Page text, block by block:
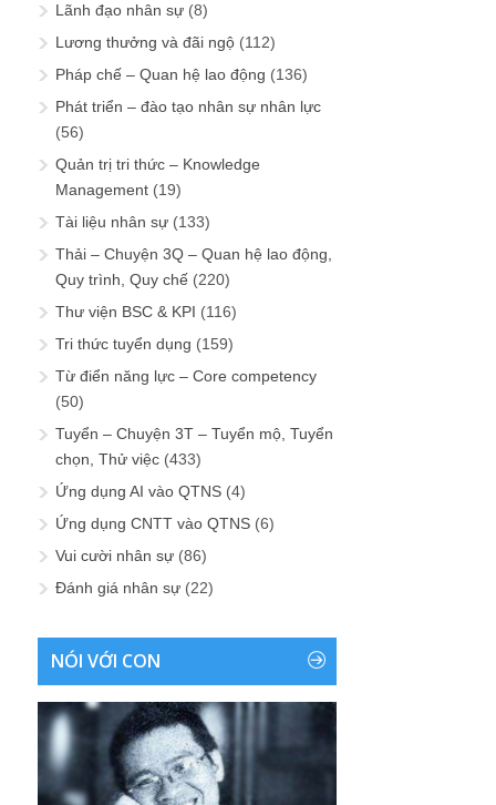
Lãnh đạo nhân sự (8)
Lương thưởng và đãi ngộ (112)
Pháp chế – Quan hệ lao động (136)
Phát triển – đào tạo nhân sự nhân lực
(56)
Quản trị tri thức – Knowledge
Management (19)
Tài liệu nhân sự (133)
Thải – Chuyện 3Q – Quan hệ lao động,
Quy trình, Quy chế (220)
Thư viện BSC & KPI (116)
Tri thức tuyển dụng (159)
Từ điển năng lực – Core competency
(50)
Tuyển – Chuyện 3T – Tuyển mộ, Tuyển
chọn, Thử việc (433)
Ứng dụng AI vào QTNS (4)
Ứng dụng CNTT vào QTNS (6)
Vui cười nhân sự (86)
Đánh giá nhân sự (22)
NÓI VỚI CON